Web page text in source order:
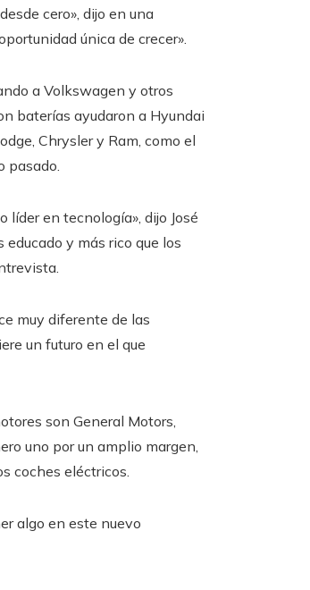
cero», dijo en una
única de crecer».
a Volkswagen y otros
baterías ayudaron a Hyundai
Chrysler y Ram, como el
pasado.
líder en tecnología», dijo José
y más rico que los
muy diferente de las
un futuro en el que
son General Motors,
uno por un amplio margen,
coches eléctricos.
algo en este nuevo